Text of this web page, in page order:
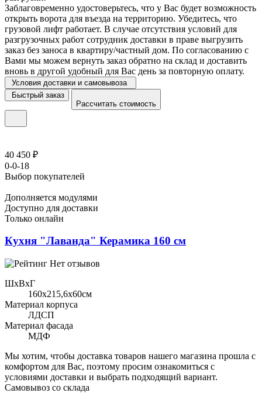
Заблаговременно удостоверьтесь, что у Вас будет возможность
открыть ворота для въезда на территорию. Убедитесь, что
грузовой лифт работает. В случае отсутствия условий для
разгрузочных работ сотрудник доставки в праве выгрузить
заказ без заноса в квартиру/частный дом. По согласованию с
Вами мы можем вернуть заказ обратно на склад и доставить
вновь в другой удобный для Вас день за повторную оплату.
Условия доставки и самовывоза
Быстрый заказ
Рассчитать стоимость
40 450 ₽
0-0-18
Выбор покупателей
Дополняется модулями
Доступно для доставки
Только онлайн
Кухня "Лаванда" Керамика 160 см
Нет отзывов
ШхВхГ
160x215,6х60см
Материал корпуса
ЛДСП
Материал фасада
МДФ
Мы хотим, чтобы доставка товаров нашего магазина прошла с
комфортом для Вас, поэтому просим ознакомиться с
условиями доставки и выбрать подходящий вариант.
Самовывоз со склада